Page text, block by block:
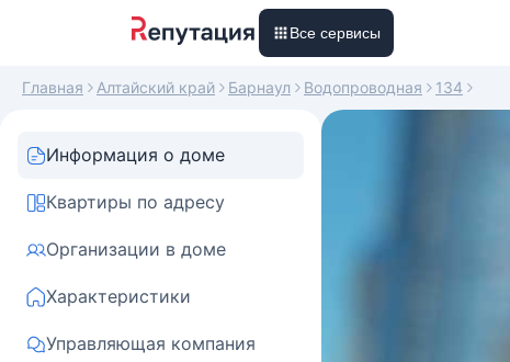
Все сервисы
Главная Алтайский край Барнаул Водопроводная 134
Информация о доме
Квартиры по адресу
Организации в доме
Характеристики
Управляющая компания